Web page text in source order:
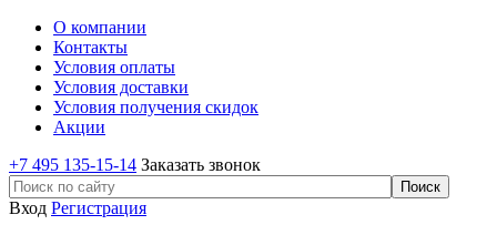
О компании
Контакты
Условия оплаты
Условия доставки
Условия получения скидок
Акции
+7 495 135-15-14 Заказать звонок
Вход Регистрация